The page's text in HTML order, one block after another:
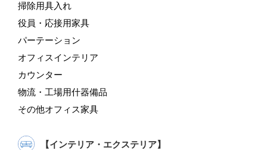
掃除用具入れ
役員・応接用家具
パーテーション
オフィスインテリア
カウンター
物流・工場用什器備品
その他オフィス家具
【インテリア・エクステリア】